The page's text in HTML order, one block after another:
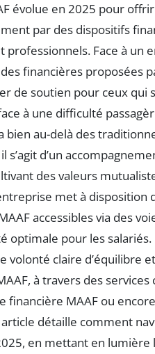
évolue en 2025 pour
par des dispositifs
professionnels. Face à un
financières proposées
de soutien pour ceux qui
à une difficulté
bien au-delà des
s’agit d’un
des valeurs
met à disposition
accessibles via des
optimale pour les
volonté claire d’équilibre
à travers des
financière MAAF ou
détaille comment
en mettant en lumière